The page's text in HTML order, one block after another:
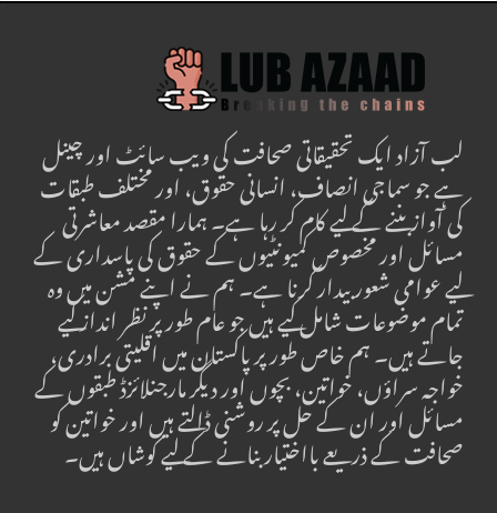
لب آزاد ایک تحقیقاتی صحافت کی ویب سائٹ اور چینل
ہے جو سماجی انصاف، انسانی حقوق، اور مختلف طبقات
کی آواز بننے کے لیے کام کر رہا ہے۔ ہمارا مقصد معاشرتی
مسائل اور مخصوص کمیونٹیوں کے حقوق کی پاسداری کے
لیے عوامی شعور بیدار کرنا ہے۔ ہم نے اپنے مشن میں وہ
تمام موضوعات شامل کیے ہیں جو عام طور پر نظر انداز کیے
جاتے ہیں۔ ہم خاص طور پر پاکستان میں اقلیتی برادری،
خواجہ سراؤں، خواتین، بچوں اور دیگر مارجنلائزڈ طبقوں کے
مسائل اور ان کے حل پر روشنی ڈالتے ہیں اور خواتین کو
صحافت کے ذریعے بااختیار بنانے کے لیے کوشاں ہیں۔